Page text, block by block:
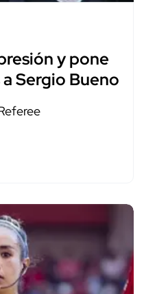
y pone
Sergio Bueno